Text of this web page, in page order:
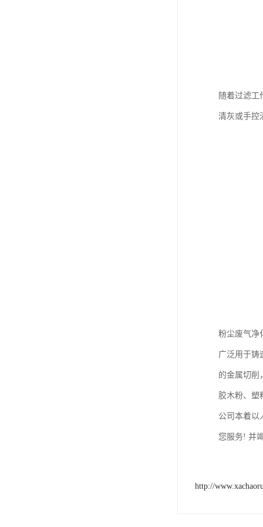
随着过滤工
清灰或手控
粉尘废气净
广泛用于铸
的金属切削
胶木粉、塑
公司本着以
您服务! 并
http://